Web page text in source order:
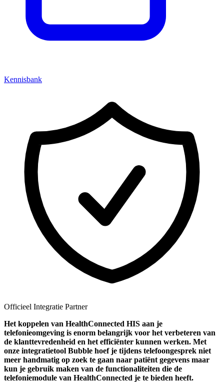
Kennisbank
Officieel Integratie Partner
Het koppelen van HealthConnected HIS aan je
telefonieomgeving is enorm belangrijk voor het verbeteren van
de klanttevredenheid en het efficiënter kunnen werken. Met
onze integratietool Bubble hoef je tijdens telefoongesprek niet
meer handmatig op zoek te gaan naar patiënt gegevens maar
kun je gebruik maken van de functionaliteiten die de
telefoniemodule van HealthConnected je te bieden heeft.